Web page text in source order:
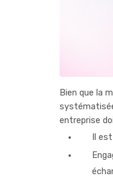
Bien que la
entreprise
Il